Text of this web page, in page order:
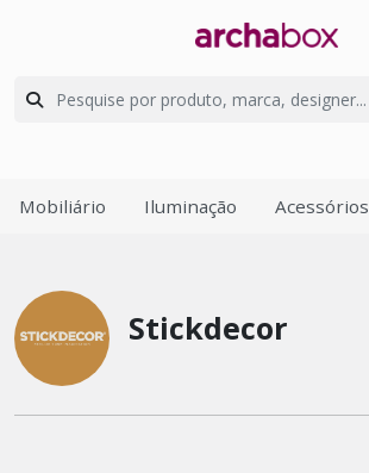
Mobiliário Iluminação Acessórios
Stickdecor